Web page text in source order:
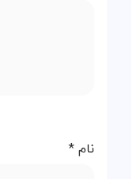
نام *